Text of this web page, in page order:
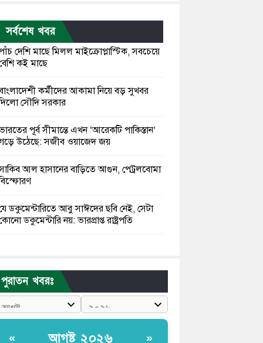
সর্বশেষ খবর
দেশি মাছে মিলল মাইক্রোপ্লাস্টিক, সবচেয়ে
কই মাছে
কর্মীদের আকামা নিয়ে বড় সুখবর
সৌদি সরকার
পূর্ব সীমান্তে এখন ‘আরেকটি পাকিস্তান’
উঠেছে: সজীব ওয়াজেদ জয়
আল হাসানের বাড়িতে আগুন, পেট্রলবোমা
ডকুমেন্টারিতে আবু সাঈদের ছবি নেই, সেটা
ডকুমেন্টারি নয়: ভারপ্রাপ্ত রাষ্ট্রপতি
তারেক রহমান ক্ষমতায় থাকবেন না, পতন শুরু
গেছে: পাটওয়ারী
আসিফ মাহমুদ
পুরাতন খবরঃ
« আগষ্ট ২০২৬ »